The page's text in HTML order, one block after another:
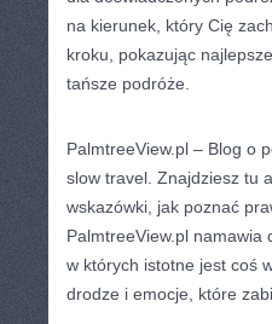
na kierunek, który Cię
kroku, pokazując
tańsze podróże.
PalmtreeView.pl – Blog o
slow travel. Znajdziesz tu
wskazówki, jak poznać
PalmtreeView.pl namawia
w których istotne jest coś
drodze i emocje, które